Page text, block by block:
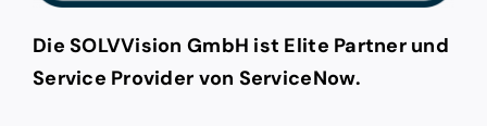
Die SOLVVision GmbH ist Elite Partner und
Service Provider von ServiceNow.